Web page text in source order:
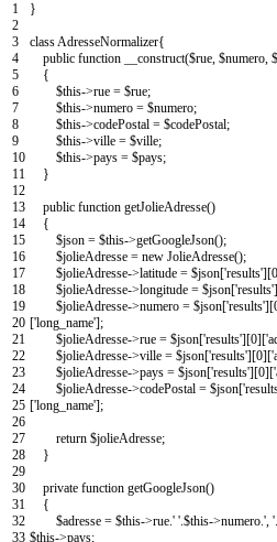
1
2
3
4
5
6
7
8
9
10
11
12
13
14
15
16
17
18
19
20
21
22
23
24
25
26
27
28
29
30
31
32
33
}
classAdresseNormalizer{
public function __construct($rue, $numero,
{
$this->rue = $rue;
$this->numero = $numero;
$this->codePostal = $codePostal;
$this->ville = $ville;
$this->pays = $pays;
}
public function getJolieAdresse()
{
$json = $this->getGoogleJson();
$jolieAdresse = new JolieAdresse();
$jolieAdresse->latitude = $json['results'][0
$jolieAdresse->longitude = $json['results']
$jolieAdresse->numero = $json['results'][
['long_name'];
$jolieAdresse->rue = $json['results'][0][
$jolieAdresse->ville = $json['results'][0][
$jolieAdresse->pays = $json['results'][0][
$jolieAdresse->codePostal = $json[
['long_name'];
return $jolieAdresse;
}
private function getGoogleJson()
{
$adresse = $this->rue.' '.$this->numero.', '.
$this->pays;